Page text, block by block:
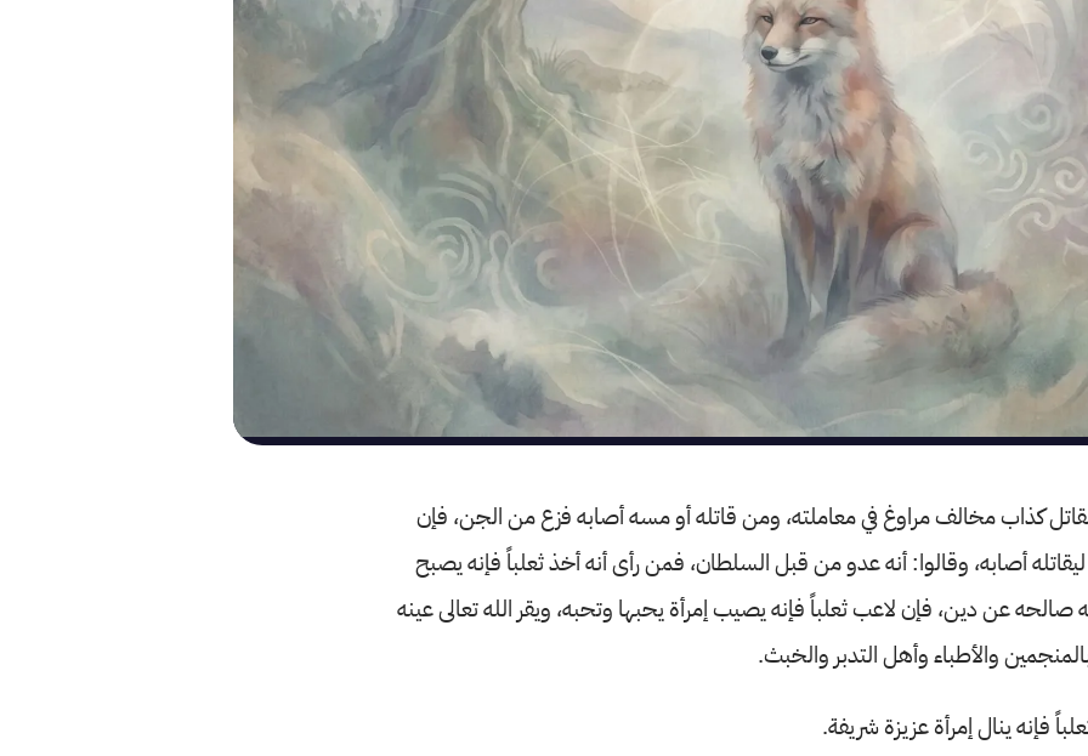
كذاب مخالف مراوغ في معاملته، ومن قاتله أو مسه أصابه فزع من الجن، فإن
أصابه، وقالوا: أنه عدو من قبل السلطان، فمن رأى أنه أخذ ثعلباً فإنه يصبح
عن دين، فإن لاعب ثعلباً فإنه يصيب إمرأة يحبها وتحبه، ويقر الله تعالى عينه
والأطباء وأهل التدبر والخبث.
فإنه ينال إمرأة عزيزة شريفة.